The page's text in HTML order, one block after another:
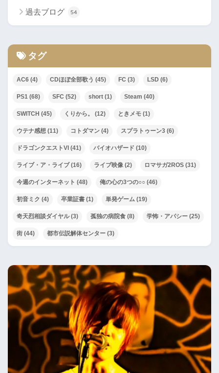
過去ブログ 54
タグ
AC6 (4) CDほぼ全部歌う (45) FC (3) LSD (6)
PS1 (68) SFC (52) short (1) Steam (40)
SWITCH (45) くりから。 (12) ときメモ (1)
ウテナ感想 (11) コトダマン (4) スプラトゥーン3 (6)
ドラゴンクエストVI (41) バイオハザード (10)
ライブ・ア・ライブ(16) ライブ映像 (2) ロマサガ2ROS (31)
今週のインターネット (48) 俺の心の3つの○○ (46)
初音ミク (4) 卒業証書 (1) 単発ゲーム (19)
奇天烈相談ダイヤル(3) 孤独の病院食 (8) 学怖・アパシー (25)
街 (44) 都市伝説解体センター (3)